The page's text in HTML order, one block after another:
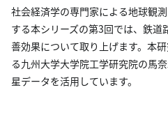
社会経済学の専門家による地球観
する本シリーズの第3回では、鉄
善効果について取り上げます。本
る九州大学大学院工学研究院の馬
星データを活用しています。